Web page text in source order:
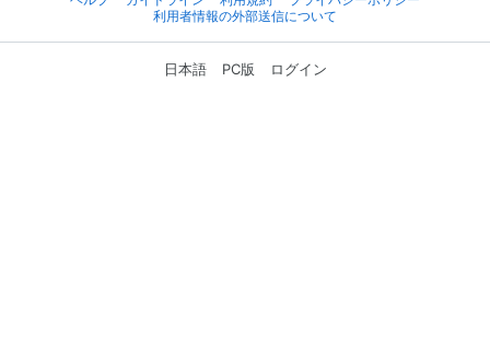
利用者情報の外部送信について
日本語 PC版 ログイン